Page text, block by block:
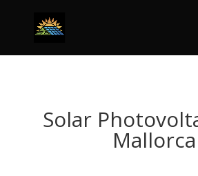
Solar
Mallorca